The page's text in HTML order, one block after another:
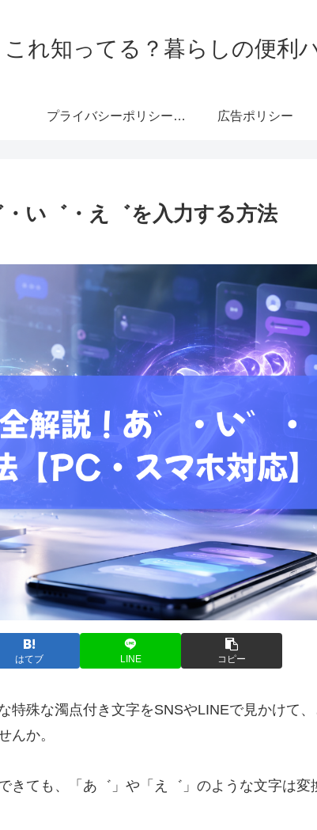
これ知ってる？暮らしの便利
プライバシーポリシー・免責事項 広告ポリシー
い゛・え゛を入力する方法
はてブ LINE コピー
特殊な濁点付き文字をSNSやLINEで見かけて、
んか。
きても、「あ゛」や「え゛」のような文字は変